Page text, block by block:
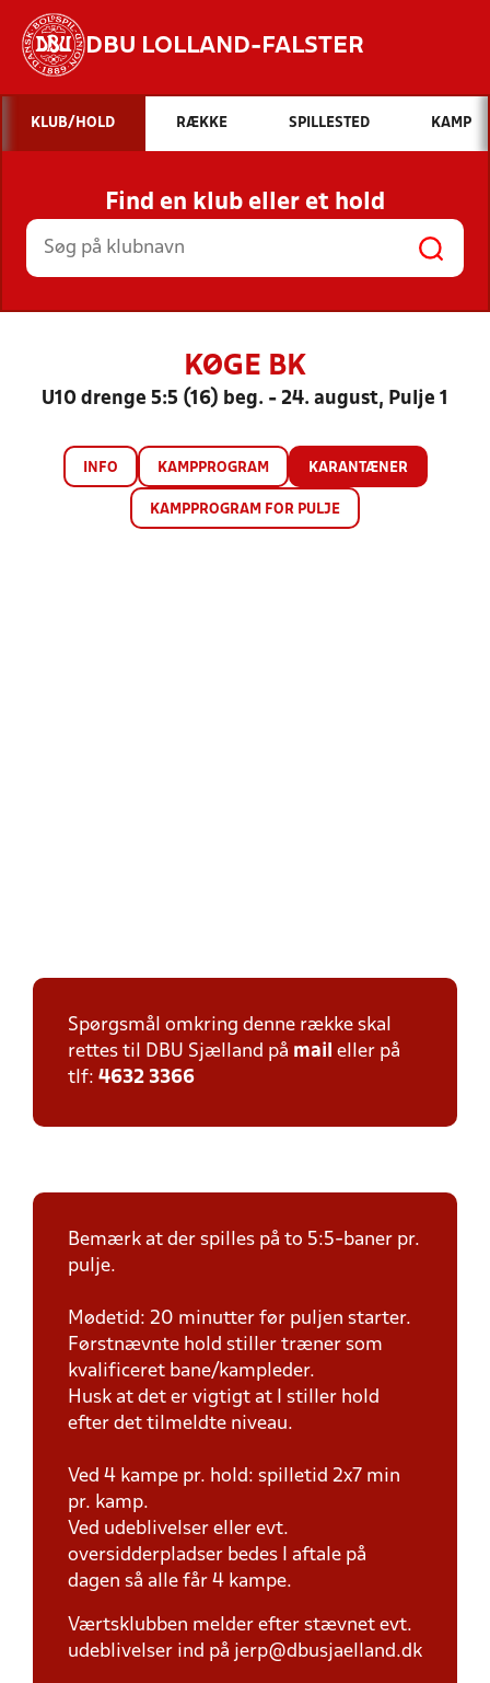
DBU LOLLAND-FALSTER
Hvad vil du søge efter?
INDHOLD OG NYHEDER
STILLINGER, RESULTATER, KLUBBER OG
HOLD
KLUB/HOLD RÆKKE SPILLESTED KAMP
Find en klub eller et hold
KØGE BK
U10 drenge 5:5 (16) beg. - 24. august, Pulje 1
INFO KAMPPROGRAM KARANTÆNER
KAMPPROGRAM FOR PULJE
Spørgsmål omkring denne række skal
rettes til DBU Sjælland på mail eller på
tlf: 4632 3366
Bemærk at der spilles på to 5:5-baner pr.
pulje.
Mødetid: 20 minutter før puljen starter.
Førstnævnte hold stiller træner som
kvalificeret bane/kampleder.
Husk at det er vigtigt at I stiller hold
efter det tilmeldte niveau.
Ved 4 kampe pr. hold: spilletid 2x7 min
pr. kamp.
Ved udeblivelser eller evt.
oversidderpladser bedes I aftale på
dagen så alle får 4 kampe.
Værtsklubben melder efter stævnet evt.
udeblivelser ind på jerp@dbusjaelland.dk